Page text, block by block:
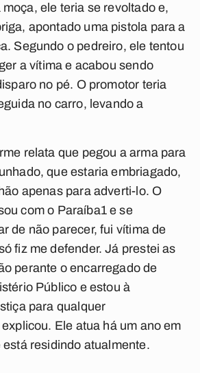
ele teria se revoltado e,
apontado uma pistola para a
Segundo o pedreiro, ele tentou
a vítima e acabou sendo
no pé. O promotor teria
no carro, levando a
relata que pegou a arma para
que estaria embriagado,
apenas para adverti-lo. O
com o Paraíba1e se
de não parecer, fui vítima de
fiz me defender. Já prestei as
perante o encarregado de
Público e estou à
para qualquer
Ele atua há um ano em
residindo atualmente.